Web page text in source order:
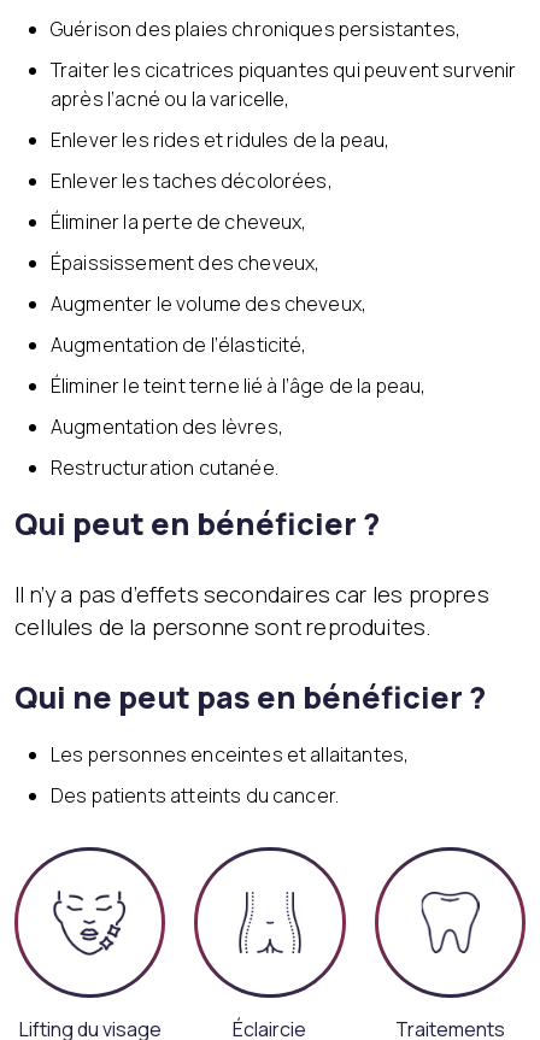
Guérison des plaies chroniques persistantes,
Traiter les cicatrices piquantes qui peuvent survenir
après l’acné ou la varicelle,
Enlever les rides et ridules de la peau,
Enlever les taches décolorées,
Éliminer la perte de cheveux,
Épaississement des cheveux,
Augmenter le volume des cheveux,
Augmentation de l’élasticité,
Éliminer le teint terne lié à l’âge de la peau,
Augmentation des lèvres,
Restructuration cutanée.
Qui peut en bénéficier ?
Il n’y a pas d’effets secondaires car les propres
cellules de la personne sont reproduites.
Qui ne peut pas en bénéficier ?
Les personnes enceintes et allaitantes,
Des patients atteints du cancer.
Lifting du visage Éclaircie Traitements